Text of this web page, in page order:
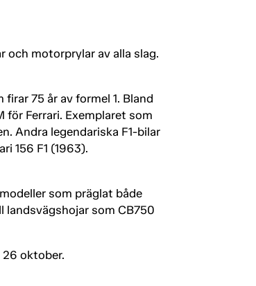
och motorprylar av alla slag.
75 år av formel 1. Bland
för Ferrari. Exemplaret som
Andra legendariska F1-bilar
156 F1 (1963).
som präglat både
som CB750
26 oktober.